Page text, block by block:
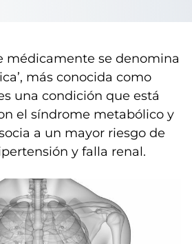
médicamente se denomina
más conocida como
una condición que está
el síndrome metabólico y
a un mayor riesgo de
y falla renal.